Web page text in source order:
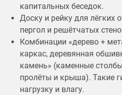
капитальных беседок.
Доску и рейку для лёгких
пергол и решётчатых
Комбинации «дерево +
каркас, деревянная
камень» (каменные
пролёты и крыша). Такие
нагрузку и влагу.